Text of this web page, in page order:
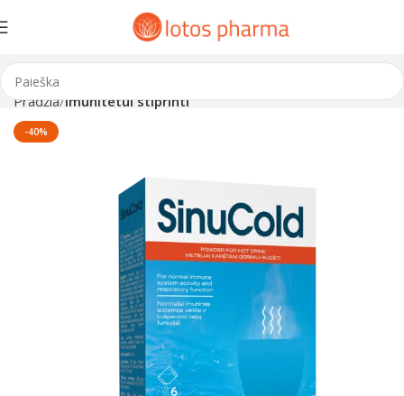
Pradžia Imunitetui stiprinti
-40%